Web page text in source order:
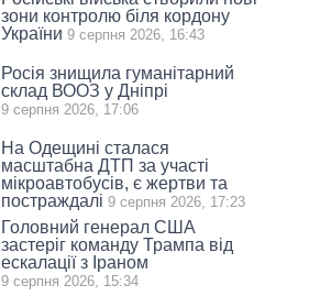
зони контролю біля кордону
України 9 серпня 2026, 16:43
Росія знищила гуманітарний
склад ВООЗ у Дніпрі
9 серпня 2026, 17:06
На Одещині сталася
масштабна ДТП за участі
мікроавтобусів, є жертви та
постраждалі 9 серпня 2026, 17:23
Головний генерал США
застеріг команду Трампа від
ескалації з Іраном
9 серпня 2026, 15:34